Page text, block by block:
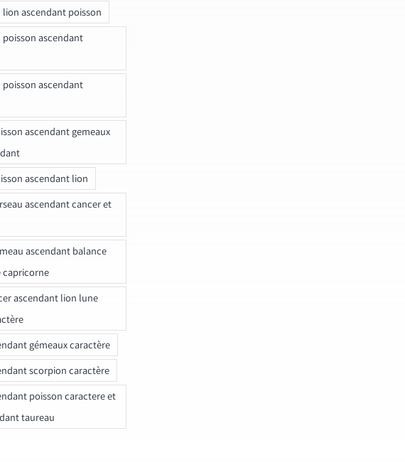
ascendant poisson
ascendant
ascendant
ascendant gemeaux
ascendant lion
ascendant cancer et
ascendant balance
capricorne
ascendant lion lune
gémeaux caractère
scorpion caractère
poisson caractere et
taureau